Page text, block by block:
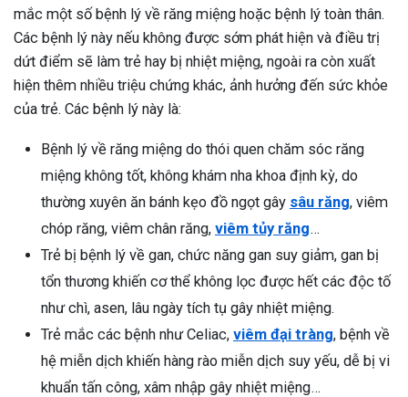
mắc một số bệnh lý về răng miệng hoặc bệnh lý toàn thân.
Các bệnh lý này nếu không được sớm phát hiện và điều trị
dứt điểm sẽ làm trẻ hay bị nhiệt miệng, ngoài ra còn xuất
hiện thêm nhiều triệu chứng khác, ảnh hưởng đến sức khỏe
của trẻ. Các bệnh lý này là:
Bệnh lý về răng miệng do thói quen chăm sóc răng
miệng không tốt, không khám nha khoa định kỳ, do
thường xuyên ăn bánh kẹo đồ ngọt gây sâu răng, viêm
chóp răng, viêm chân răng, viêm tủy răng…
Trẻ bị bệnh lý về gan, chức năng gan suy giảm, gan bị
tổn thương khiến cơ thể không lọc được hết các độc tố
như chì, asen, lâu ngày tích tụ gây nhiệt miệng.
Trẻ mắc các bệnh như Celiac, viêm đại tràng, bệnh về
hệ miễn dịch khiến hàng rào miễn dịch suy yếu, dễ bị vi
khuẩn tấn công, xâm nhập gây nhiệt miệng…